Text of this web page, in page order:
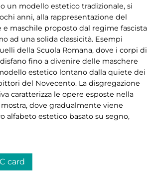
un modello estetico tradizionale, si
anni, alla rappresentazione del
maschile proposto dal regime fascista
ad una solida classicità. Esempi
della Scuola Romana, dove i corpi di
fino a divenire delle maschere
estetico lontano dalla quiete dei
del Novecento. La disgregazione
caratterizza le opere esposte nella
dove gradualmente viene
alfabeto estetico basato su segno,
card